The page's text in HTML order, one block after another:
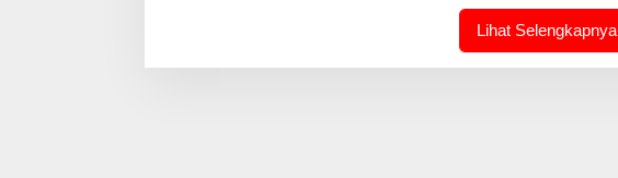
Lihat Selengkapnya